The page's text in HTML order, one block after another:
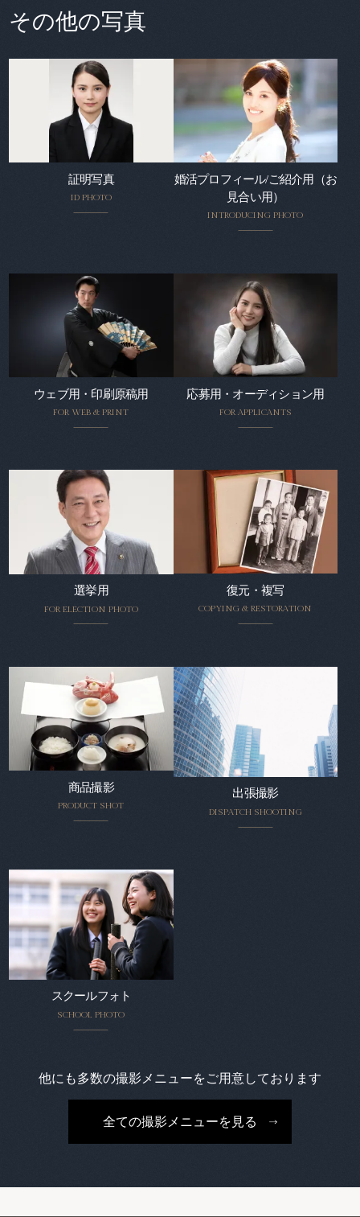
その他の写真
証明写真
ID PHOTO
婚活プロフィール/ご紹介用（お
見合い用）
INTRODUCING PHOTO
ウェブ用・印刷原稿用
FOR WEB & PRINT
応募用・オーディション用
FOR APPLICANTS
選挙用
FOR ELECTION PHOTO
復元・複写
COPYING & RESTORATION
商品撮影
PRODUCT SHOT
出張撮影
DISPATCH SHOOTING
スクールフォト
SCHOOL PHOTO
他にも多数の撮影メニューをご用意しております
全ての撮影メニューを見る